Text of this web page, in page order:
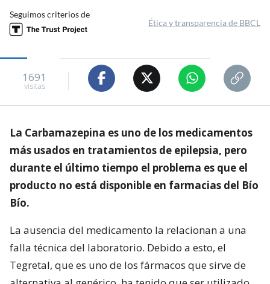
Seguimos criterios de
Ética y transparencia de BBCL
1691
visitas
La Carbamazepina es uno de los medicamentos
más usados en tratamientos de epilepsia, pero
durante el último tiempo el problema es que el
producto no está disponible en farmacias del Bío
Bío.
La ausencia del medicamento la relacionan a una
falla técnica del laboratorio. Debido a esto, el
Tegretal, que es uno de los fármacos que sirve de